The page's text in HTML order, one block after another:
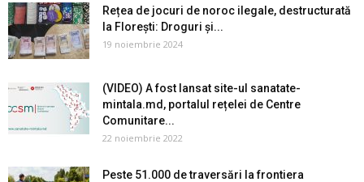
Rețea de jocuri de noroc ilegale, destructurată
la Florești: Droguri și...
19 noiembrie 2024
(VIDEO) A fost lansat site-ul sanatate-
mintala.md, portalul rețelei de Centre
Comunitare...
22 noiembrie 2022
Peste 51.000 de traversări la frontiera